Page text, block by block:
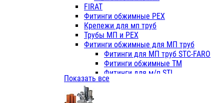
Фитинги ПП белые
Фитинги ПП белые
Фитинги ППс металл.белые
VALFEX
Трубы PE-RT
Трубы ПП водопровод белые
Трубы ПП водопровод серые
Трубы армированные
Трубы армированные
FIRAT
Фитинги обжимные PEX
Крепежи для мп труб
Трубы МП и PEX
Фитинги обжимные для МП труб
Фитинги для МП труб STC-FARO
Фитинги обжимные ТМ
Фитинги для м/п STI
Фитинги для МП труб TITAN
Показать все